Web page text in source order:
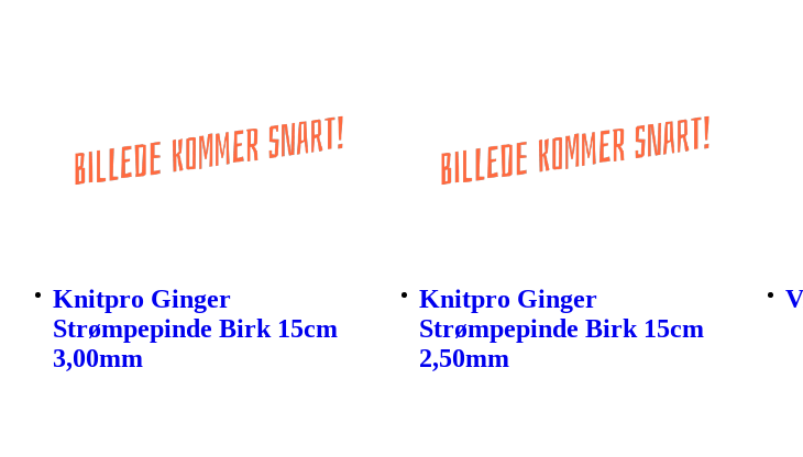
Knitpro Ginger
Strømpepinde Birk 15cm
3,00mm
Knitpro Ginger
Strømpepinde Birk 15cm
2,50mm